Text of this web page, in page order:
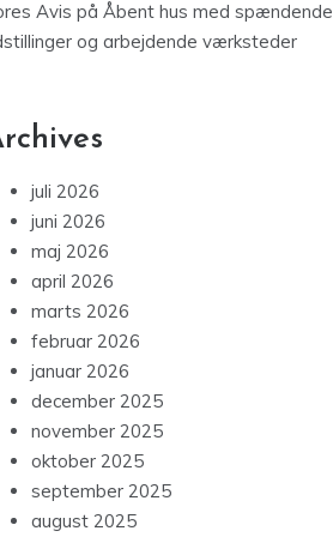
Avis på Åbent hus med spændende
og arbejdende værksteder
juli 2026
juni 2026
maj 2026
april 2026
marts 2026
februar 2026
januar 2026
december 2025
november 2025
oktober 2025
september 2025
august 2025